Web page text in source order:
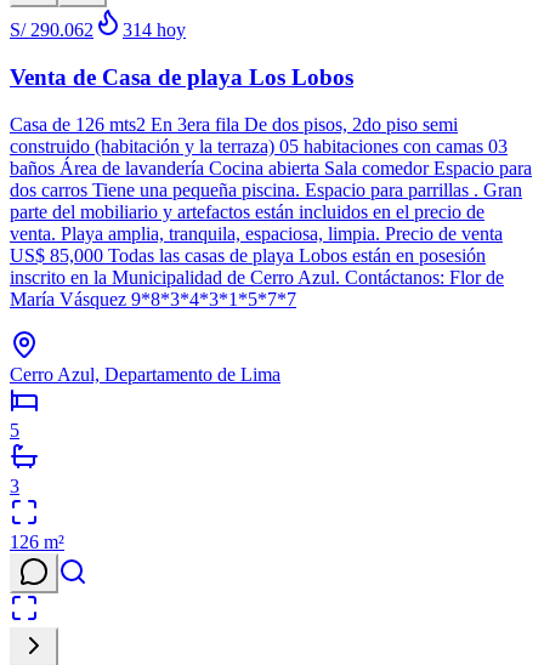
S/ 290.062 314 hoy
Venta de Casa de playa Los Lobos
Casa de 126 mts2 En 3era fila De dos pisos, 2do piso semi
construido (habitación y la terraza) 05 habitaciones con camas 03
baños Área de lavandería Cocina abierta Sala comedor Espacio para
dos carros Tiene una pequeña piscina. Espacio para parrillas . Gran
parte del mobiliario y artefactos están incluidos en el precio de
venta. Playa amplia, tranquila, espaciosa, limpia. Precio de venta
US$ 85,000 Todas las casas de playa Lobos están en posesión
inscrito en la Municipalidad de Cerro Azul. Contáctanos: Flor de
María Vásquez 9*8*3*4*3*1*5*7*7
Cerro Azul, Departamento de Lima
5
3
126 m²